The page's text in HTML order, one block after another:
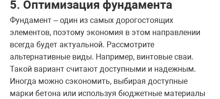
5. Оптимизация фундамента
Фундамент – один из самых дорогостоящих
элементов, поэтому экономия в этом направлении
всегда будет актуальной. Рассмотрите
альтернативные виды. Например, винтовые сваи.
Такой вариант считают доступными и надежным.
Иногда можно сэкономить, выбирая доступные
марки бетона или используя бюджетные материалы